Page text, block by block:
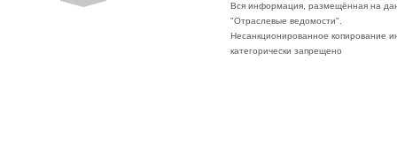
Вся информация, размещённая на
"Отраслевые ведомости".
Несанкционированное копирование
категорически запрещено